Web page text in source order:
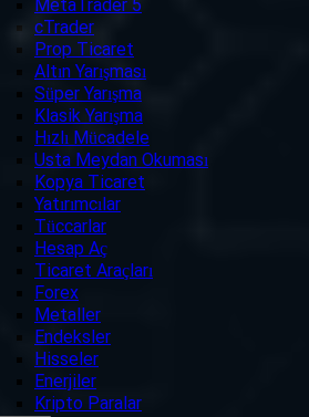
MetaTrader 5
cTrader
Prop Ticaret
Altın Yarışması
Süper Yarışma
Klasik Yarışma
Hızlı Mücadele
Usta Meydan Okuması
Kopya Ticaret
Yatırımcılar
Tüccarlar
Hesap Aç
Ticaret Araçları
Forex
Metaller
Endeksler
Hisseler
Enerjiler
Kripto Paralar